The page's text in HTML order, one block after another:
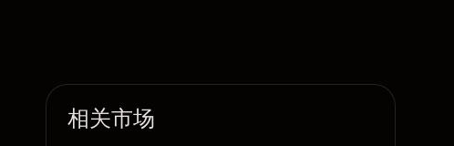
相关市场